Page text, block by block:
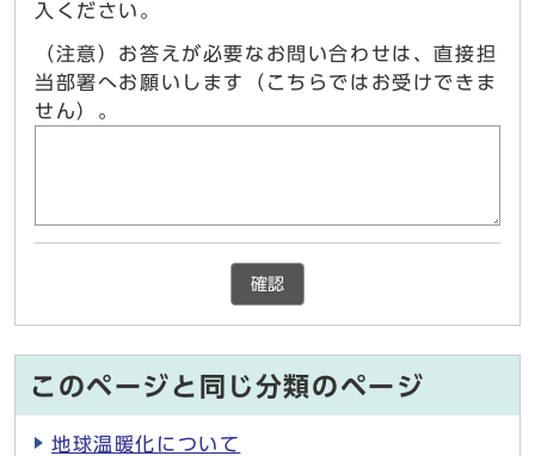
入ください。
（注意）お答えが必要なお問い合わせは、直接担
当部署へお願いします（こちらではお受けできま
せん）。
確認
このページと同じ分類のページ
地球温暖化について